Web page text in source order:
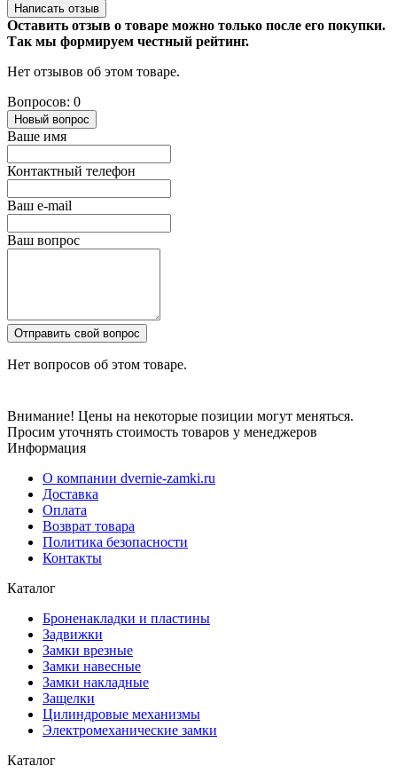
Написать отзыв
Оставить отзыв о товаре можно только после его покупки.
Так мы формируем честный рейтинг.
Нет отзывов об этом товаре.
Вопросов: 0
Новый вопрос
Ваше имя
Контактный телефон
Ваш e-mail
Ваш вопрос
Отправить свой вопрос
Нет вопросов об этом товаре.
Внимание! Цены на некоторые позиции могут меняться.
Просим уточнять стоимость товаров у менеджеров
Информация
О компании dvernie-zamki.ru
Доставка
Оплата
Возврат товара
Политика безопасности
Контакты
Каталог
Броненакладки и пластины
Задвижки
Замки врезные
Замки навесные
Замки накладные
Защелки
Цилиндровые механизмы
Электромеханические замки
Каталог